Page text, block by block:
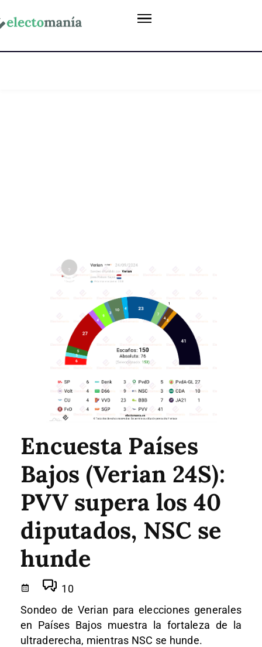
Encuesta Países
Bajos (Verian 24S):
PVV supera los 40
diputados, NSC se
hunde
10
Sondeo de Verian para elecciones generales
en Países Bajos muestra la fortaleza de la
ultraderecha, mientras NSC se hunde.